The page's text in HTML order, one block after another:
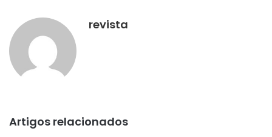
revista
Artigos relacionados